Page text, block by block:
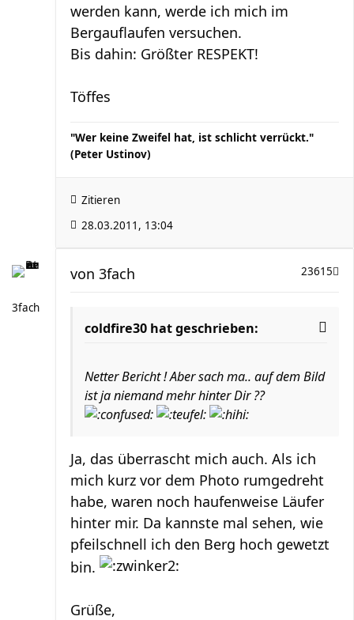
werden kann, werde ich mich im
Bergauflaufen versuchen.
Bis dahin: Größter RESPEKT!
Töffes
"Wer keine Zweifel hat, ist schlicht verrückt."
(Peter Ustinov)
Zitieren
28.03.2011, 13:04
3fach
23615
von 3fach
coldfire30 hat geschrieben:
Netter Bericht ! Aber sach ma.. auf dem Bild
ist ja niemand mehr hinter Dir ??
Ja, das überrascht mich auch. Als ich
mich kurz vor dem Photo rumgedreht
habe, waren noch haufenweise Läufer
hinter mir. Da kannste mal sehen, wie
pfeilschnell ich den Berg hoch gewetzt
bin.
Grüße,